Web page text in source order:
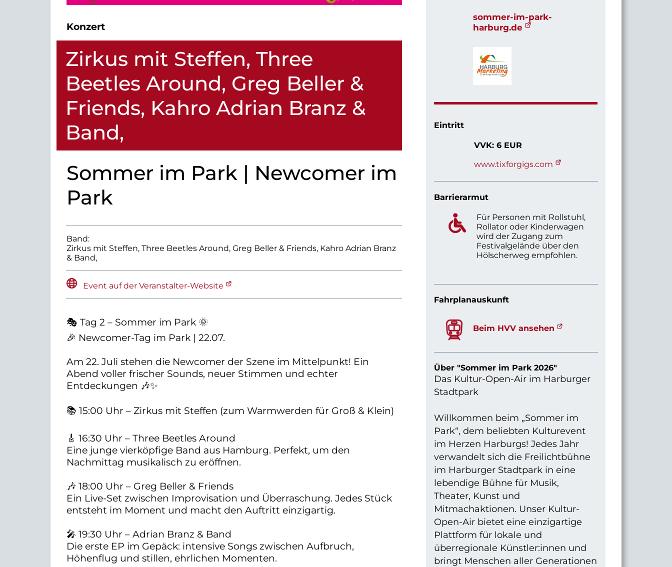
Konzert
Zirkus mit Steffen, Three
Beetles Around, Greg Beller &
Friends, Kahro Adrian Branz &
Band,
Sommer im Park | Newcomer im
Park
Band:
Zirkus mit Steffen, Three Beetles Around, Greg Beller & Friends, Kahro Adrian Branz
& Band,
Event auf der Veranstalter-Website
🎭 Tag 2 – Sommer im Park 🌞
🎉 Newcomer-Tag im Park | 22.07.
Am 22. Juli stehen die Newcomer der Szene im Mittelpunkt! Ein
Abend voller frischer Sounds, neuer Stimmen und echter
Entdeckungen 🎶✨
📚 15:00 Uhr – Zirkus mit Steffen (zum Warmwerden für Groß & Klein)
🎸 16:30 Uhr – Three Beetles Around
Eine junge vierköpfige Band aus Hamburg. Perfekt, um den
Nachmittag musikalisch zu eröffnen.
🎶 18:00 Uhr – Greg Beller & Friends
Ein Live-Set zwischen Improvisation und Überraschung. Jedes Stück
entsteht im Moment und macht den Auftritt einzigartig.
🎤 19:30 Uhr – Adrian Branz & Band
Die erste EP im Gepäck: intensive Songs zwischen Aufbruch,
Höhenflug und stillen, ehrlichen Momenten.
sommer-im-park-
harburg.de
Eintritt
VVK: 6 EUR
www.tixforgigs.com
Barrierarmut
Für Personen mit Rollstuhl,
Rollator oder Kinderwagen
wird der Zugang zum
Festivalgelände über den
Hölscherweg empfohlen.
Fahrplanauskunft
Beim HVV ansehen
Über "Sommer im Park 2026"
Das Kultur-Open-Air im Harburger
Stadtpark
Willkommen beim „Sommer im
Park“, dem beliebten Kulturevent
im Herzen Harburgs! Jedes Jahr
verwandelt sich die Freilichtbühne
im Harburger Stadtpark in eine
lebendige Bühne für Musik,
Theater, Kunst und
Mitmachaktionen. Unser Kultur-
Open-Air bietet eine einzigartige
Plattform für lokale und
überregionale Künstler:innen und
bringt Menschen aller Generationen